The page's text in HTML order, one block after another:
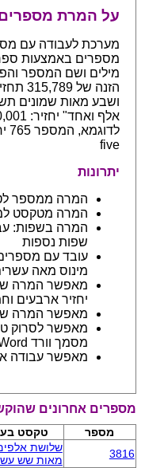
על המרת
מערכת לעבודה עם
מילים ושם המספר
הזנה
ושבע מאות שמונים
five
יתרונות
המרה ממספר
המרה מטקסט
שפות נספות
מינוס מאה
יחזיר ארבעים
מאפשר המרה
מאפשר לסרוק
מסמך וורד Word או גליון נתוני אקסל Excel
מאפשר עבודה
מספרים אחרונים
מספר טקסט
3816
שלושת
מאות שש